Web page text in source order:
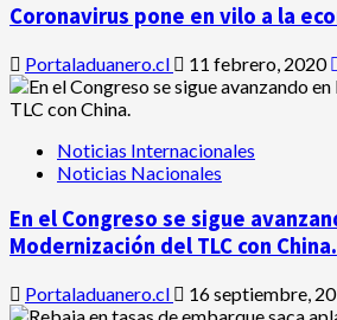
Coronavirus pone en vilo a la
Portaladuanero.cl 11 febrero, 2020
Noticias Internacionales
Noticias Nacionales
En el Congreso se sigue
Modernización del TLC con China.
Portaladuanero.cl 16 septiembre,